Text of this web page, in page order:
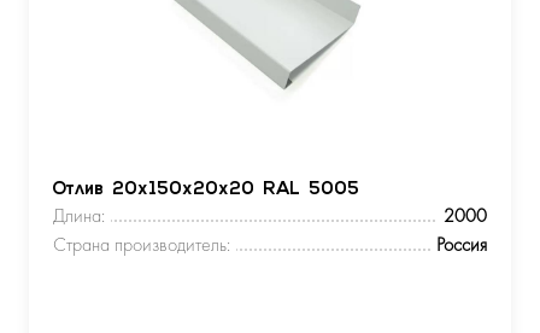
Отлив 20х150х20х20 RAL 5005
Длина:
2000
Страна производитель:
Россия